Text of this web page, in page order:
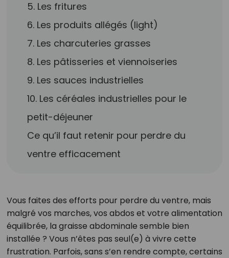
5. Les fritures
6. Les produits allégés (light)
7. Les charcuteries grasses
8. Les pâtisseries et viennoiseries
9. Les sauces industrielles
10. Les céréales industrielles pour le
petit-déjeuner
Ce qu’il faut retenir pour perdre du
ventre efficacement
Vous faites des efforts pour perdre du ventre, mais
malgré vos marches, vos abdos et votre alimentation
équilibrée, la graisse abdominale semble bien
installée ? Vous n’êtes pas seul(e) à vivre cette
frustration. Parfois, sans s’en rendre compte, certains